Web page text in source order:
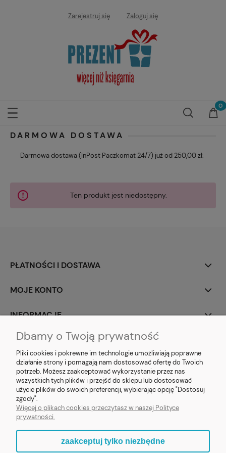
Zarejestruj się Zaloguj się
DARMOWA DOSTAWA
Darmowa dostawa (InPost Paczkomat 24/7) już od 250,00 zł.
Ten produkt jest niedostępny.
PŁATNOŚCI I DOSTAWA
MOJE KONTO
INFORMACJE
SOCIAL MEDIA
E-prezent.org|sprzedaz@e-prezent.org.pl| Tel.:511546060| NIP:
1133029322 | REGON: 388212193 | Skaryszewska 12, 03-802 Warszawa
© 2021 Księgarnia PREZENT
Dbamy o Twoją prywatność
Pliki cookies i pokrewne im technologie umożliwiają poprawne
działanie strony i pomagają nam dostosować ofertę do Twoich
potrzeb. Możesz zaakceptować wykorzystanie przez nas
wszystkich tych plików i przejść do sklepu lub dostosować
użycie plików do swoich preferencji, wybierając opcję "Dostosuj
zgody".
Więcej o plikach cookies przeczytasz w naszej Polityce
prywatności.
zaakceptuj tylko niezbędne